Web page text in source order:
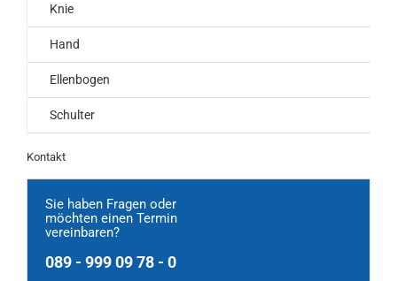
Knie
Hand
Ellenbogen
Schulter
Kontakt
Sie haben Fragen oder
möchten einen Termin
vereinbaren?
089 - 999 09 78 - 0